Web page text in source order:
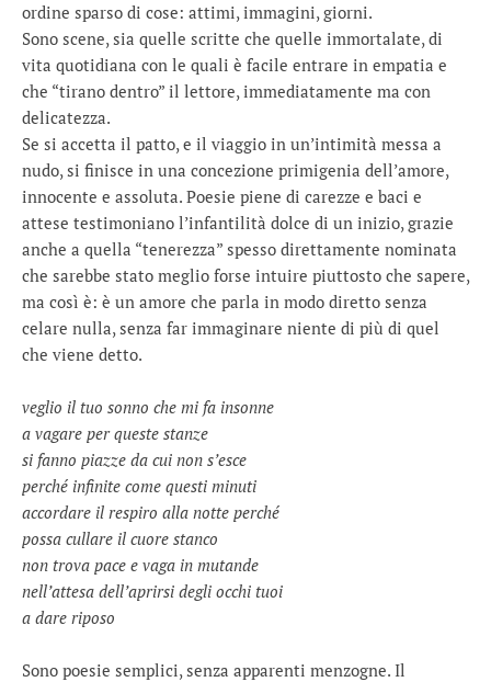
ordine sparso di cose: attimi, immagini, giorni.
Sono scene, sia quelle scritte che quelle immortalate, di
vita quotidiana con le quali è facile entrare in empatia e
che “tirano dentro” il lettore, immediatamente ma con
delicatezza.
Se si accetta il patto, e il viaggio in un’intimità messa a
nudo, si finisce in una concezione primigenia dell’amore,
innocente e assoluta. Poesie piene di carezze e baci e
attese testimoniano l’infantilità dolce di un inizio, grazie
anche a quella “tenerezza” spesso direttamente nominata
che sarebbe stato meglio forse intuire piuttosto che sapere,
ma così è: è un amore che parla in modo diretto senza
celare nulla, senza far immaginare niente di più di quel
che viene detto.
veglio il tuo sonno che mi fa insonne
a vagare per queste stanze
si fanno piazze da cui non s’esce
perché infinite come questi minuti
accordare il respiro alla notte perché
possa cullare il cuore stanco
non trova pace e vaga in mutande
nell’attesa dell’aprirsi degli occhi tuoi
a dare riposo
Sono poesie semplici, senza apparenti menzogne. Il